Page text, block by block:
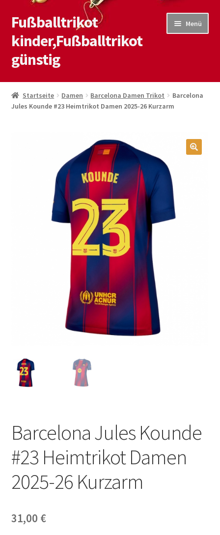
Zur
Navigation
springen
Zum
Inhalt
springen
Fußballtrikot
kinder,Fußballtrikot
günstig
Menü
Start
Blog
Startseite – English
Startseite Damen Barcelona Damen Trikot
Barcelona
Jules Kounde #23 Heimtrikot Damen 2025-26 Kurzarm
Barcelona Jules Kounde
#23 Heimtrikot Damen
2025-26 Kurzarm
31,00 €